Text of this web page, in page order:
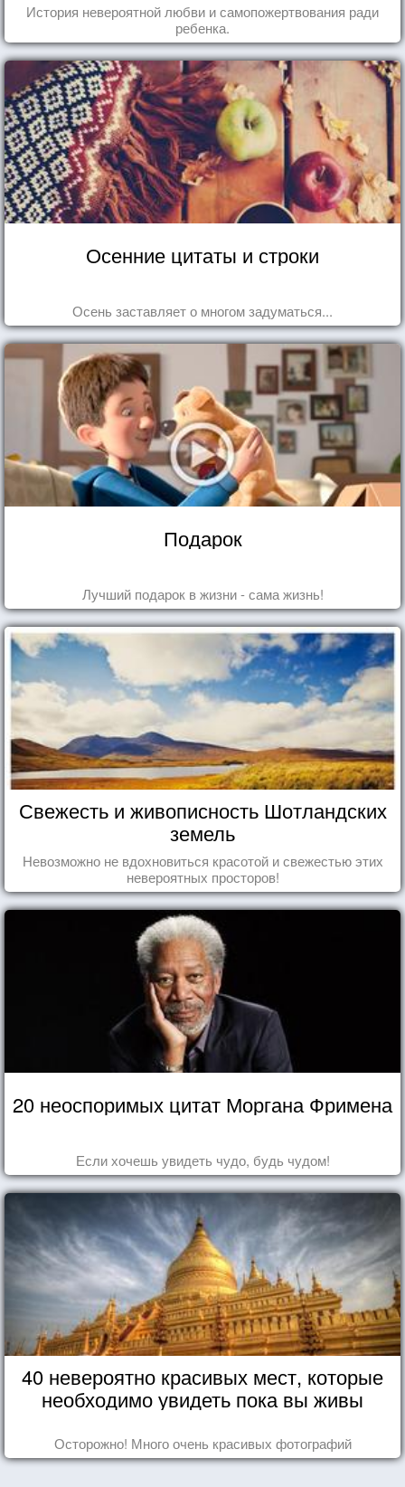
История невероятной любви и самопожертвования ради
ребенка.
Осенние цитаты и строки
Осень заставляет о многом задуматься...
Подарок
Лучший подарок в жизни - сама жизнь!
Свежесть и живописность Шотландских
земель
Невозможно не вдохновиться красотой и свежестью этих
невероятных просторов!
20 неоспоримых цитат Моргана Фримена
Если хочешь увидеть чудо, будь чудом!
40 невероятно красивых мест, которые
необходимо увидеть пока вы живы
Осторожно! Много очень красивых фотографий